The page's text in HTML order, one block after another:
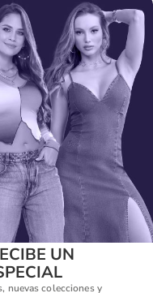
UN
nuevas colecciones y